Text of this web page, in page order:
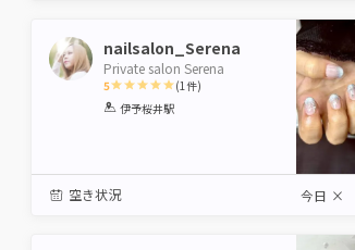
nailsalon_Serena
Private salon Serena
5
1 2 3 4 5
(1 件)
伊予桜井駅
空き状況 今日 ×